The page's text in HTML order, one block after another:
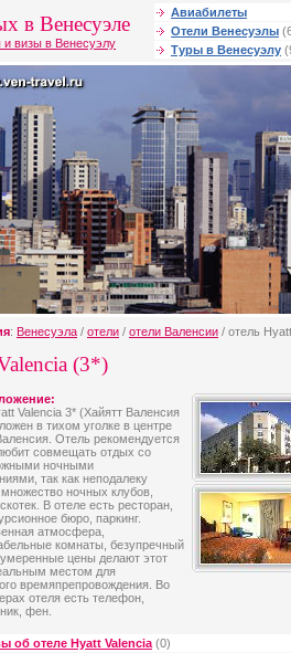
в Венесуэле
и визы в Венесуэлу
Авиабилеты
Отели Венесуэлы
Туры в Венесуэлу
: Венесуэла / отели / отели Валенсии / отель
(3*)
Valencia 3* (Хайятт Валенсия
в тихом уголке в центре
Отель рекомендуется
совмещать отдых со
ночными
так как неподалеку
множество ночных клубов,
В отеле есть ресторан,
бюро, паркинг.
атмосфера,
комнаты, безупречный
цены делают этот
местом для
времяпрепровождения. Во
отеля есть телефон,
фен.
об отеле Hyatt Valencia(0)